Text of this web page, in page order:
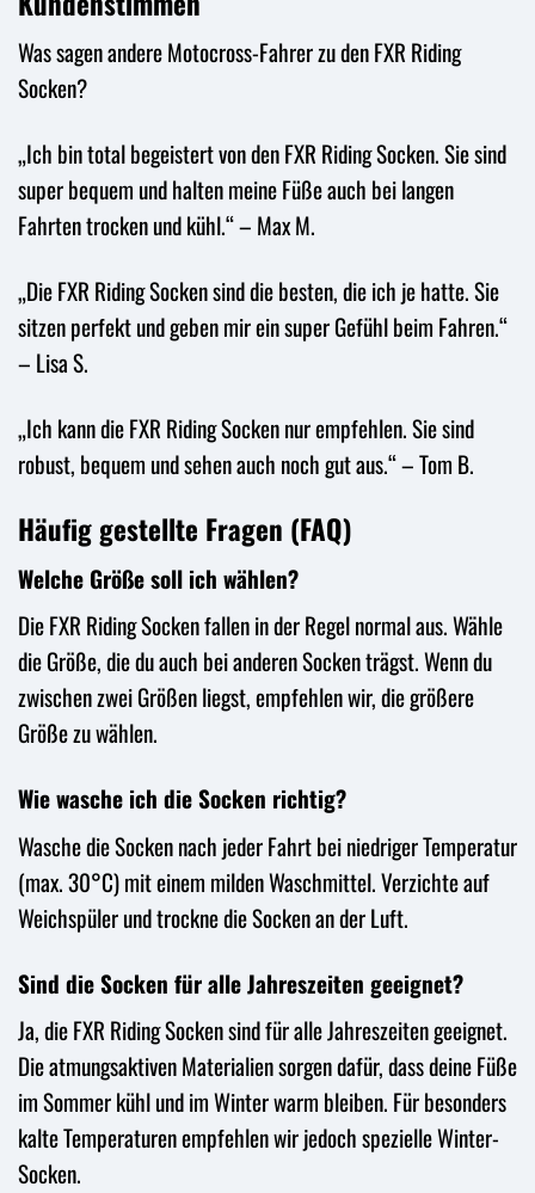
Was sagen andere Motocross-Fahrer zu den FXR Riding
Socken?
„Ich bin total begeistert von den FXR Riding Socken. Sie sind
super bequem und halten meine Füße auch bei langen
Fahrten trocken und kühl.“ – Max M.
„Die FXR Riding Socken sind die besten, die ich je hatte. Sie
sitzen perfekt und geben mir ein super Gefühl beim Fahren.“
– Lisa S.
„Ich kann die FXR Riding Socken nur empfehlen. Sie sind
robust, bequem und sehen auch noch gut aus.“ – Tom B.
Häufig gestellte Fragen (FAQ)
Welche Größe soll ich wählen?
Die FXR Riding Socken fallen in der Regel normal aus. Wähle
die Größe, die du auch bei anderen Socken trägst. Wenn du
zwischen zwei Größen liegst, empfehlen wir, die größere
Größe zu wählen.
Wie wasche ich die Socken richtig?
Wasche die Socken nach jeder Fahrt bei niedriger Temperatur
(max. 30°C) mit einem milden Waschmittel. Verzichte auf
Weichspüler und trockne die Socken an der Luft.
Sind die Socken für alle Jahreszeiten geeignet?
Ja, die FXR Riding Socken sind für alle Jahreszeiten geeignet.
Die atmungsaktiven Materialien sorgen dafür, dass deine Füße
im Sommer kühl und im Winter warm bleiben. Für besonders
kalte Temperaturen empfehlen wir jedoch spezielle Winter-
Socken.